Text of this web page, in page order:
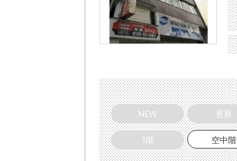
NEW 更新
1階 空中階